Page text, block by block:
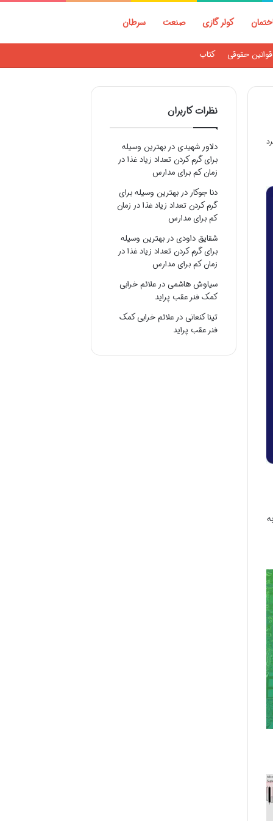
کولر گازی صنعت سرطان
قوانین حقوقی کتاب
نظرات کاربران
دلاور شهیدیدر بهترین وسیله
برای گرم کردن تعداد زیاد غذا در
زمان کم برای مدارس
دنا جوکار در بهترین وسیله برای
گرم کردن تعداد زیاد غذا در زمان
کم برای مدارس
شقایق داودیدر بهترین وسیله
برای گرم کردن تعداد زیاد غذا در
زمان کم برای مدارس
سیاوش هاشمیدر علائم خرابی
کمک فنر عقب پراید
تینا کنعانیدر علائم خرابی کمک
فنر عقب پراید